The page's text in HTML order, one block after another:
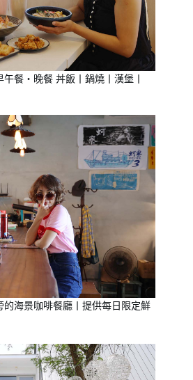
餐・晚餐 丼飯丨鍋燒丨漢堡丨
海景咖啡餐廳丨提供每日限定鮮